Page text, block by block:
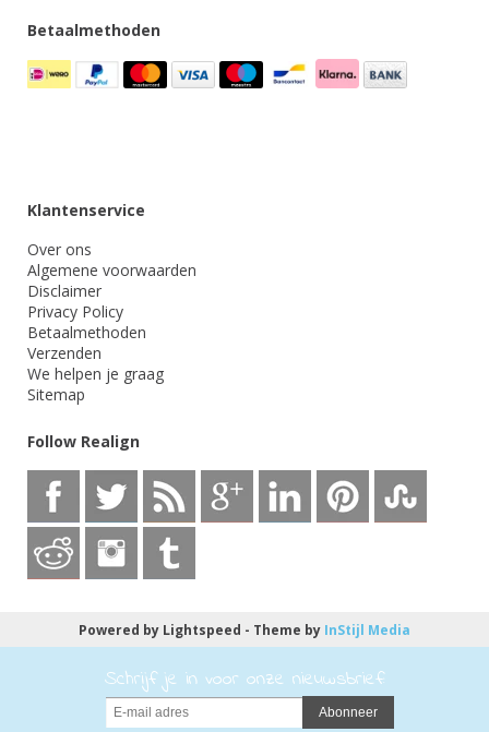
Betaalmethoden
Klantenservice
Over ons
Algemene voorwaarden
Disclaimer
Privacy Policy
Betaalmethoden
Verzenden
We helpen je graag
Sitemap
Follow Realign
Powered by Lightspeed - Theme by InStijl Media
Schrijf je in voor onze nieuwsbrief:
Abonneer